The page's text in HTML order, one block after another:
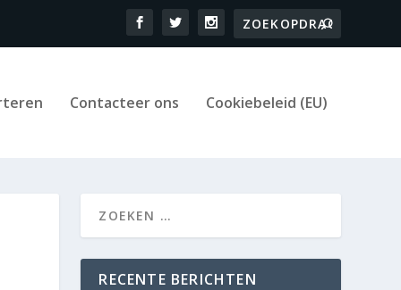
Contacteer ons Cookiebeleid (EU)
RECENTE BERICHTEN